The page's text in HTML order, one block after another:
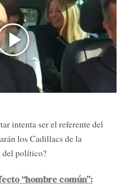
intenta ser el referente del
los Cadillacs de la
del político?
“hombre común”: